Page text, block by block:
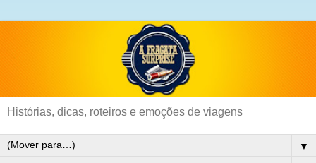
Histórias, dicas, roteiros e emoções de viagens
▼